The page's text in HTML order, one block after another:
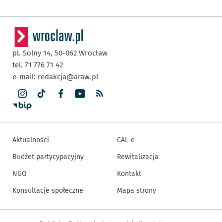
pl. Solny 14, 50-062 Wrocław
tel. 71 776 71 42
e-mail: redakcja@araw.pl
Aktualności
Budżet partycypacyjny
NGO
Konsultacje społeczne
CAL-e
Rewitalizacja
Kontakt
Mapa strony
Inne informacje